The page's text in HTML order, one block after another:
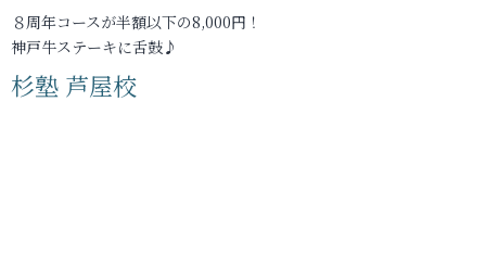
８周年コースが半額以下の8,000円！
神戸牛ステーキに舌鼓♪
杉塾 芦屋校